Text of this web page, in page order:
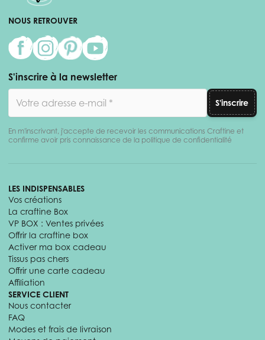
NOUS RETROUVER
S'inscrire à la newsletter
S'inscrire
En m'inscrivant, j'accepte de recevoir les communications Craftine et
confirme avoir pris connaissance de la politique de confidentialité
LES INDISPENSABLES
Vos créations
La craftine Box
VP BOX : Ventes privées
Offrir la craftine box
Activer ma box cadeau
Tissus pas chers
Offrir une carte cadeau
Affiliation
SERVICE CLIENT
Nous contacter
FAQ
Modes et frais de livraison